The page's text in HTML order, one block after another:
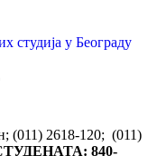
(011) 2618-120; (011)
840-